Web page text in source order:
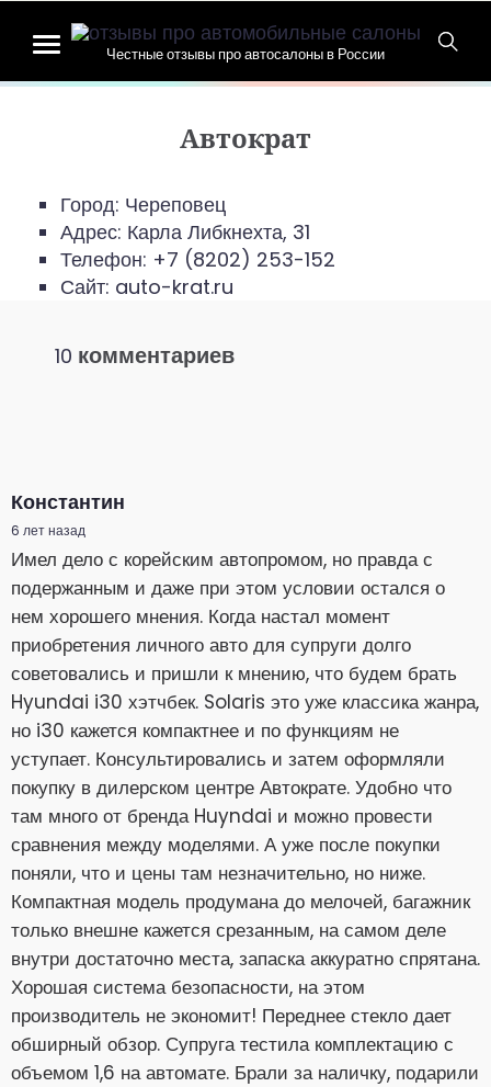
Честные отзывы про автосалоны в России
Автократ
Город: Череповец
Адрес: Карла Либкнехта, 31
Телефон: +7 (8202) 253-152
Сайт: auto-krat.ru
10 комментариев
Константин
6 лет назад
Имел дело с корейским автопромом, но правда с
подержанным и даже при этом условии остался о
нем хорошего мнения. Когда настал момент
приобретения личного авто для супруги долго
советовались и пришли к мнению, что будем брать
Hyundai i30 хэтчбек. Solaris это уже классика жанра,
но i30 кажется компактнее и по функциям не
уступает. Консультировались и затем оформляли
покупку в дилерском центре Автократе. Удобно что
там много от бренда Huyndai и можно провести
сравнения между моделями. А уже после покупки
поняли, что и цены там незначительно, но ниже.
Компактная модель продумана до мелочей, багажник
только внешне кажется срезанным, на самом деле
внутри достаточно места, запаска аккуратно спрятана.
Хорошая система безопасности, на этом
производитель не экономит! Переднее стекло дает
обширный обзор. Супруга тестила комплектацию с
объемом 1,6 на автомате. Брали за наличку, подарили